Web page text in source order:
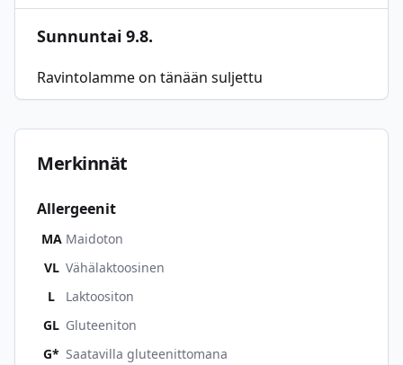
Sunnuntai 9.8.
Ravintolamme on tänään suljettu
Merkinnät
Allergeenit
MA Maidoton
VL Vähälaktoosinen
L
Laktoositon
GL Gluteeniton
G* Saatavilla gluteenittomana